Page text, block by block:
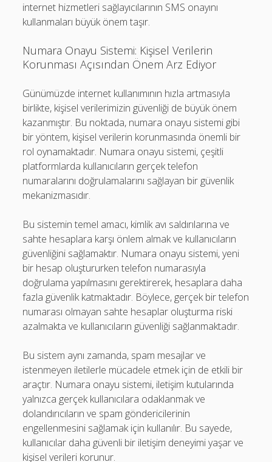
internet hizmetleri sağlayıcılarının SMS onayını
kullanmaları büyük önem taşır.
Numara Onayu Sistemi: Kişisel Verilerin
Korunması Açısından Önem Arz Ediyor
Günümüzde internet kullanımının hızla artmasıyla
birlikte, kişisel verilerimizin güvenliği de büyük önem
kazanmıştır. Bu noktada, numara onayu sistemi gibi
bir yöntem, kişisel verilerin korunmasında önemli bir
rol oynamaktadır. Numara onayu sistemi, çeşitli
platformlarda kullanıcıların gerçek telefon
numaralarını doğrulamalarını sağlayan bir güvenlik
mekanizmasıdır.
Bu sistemin temel amacı, kimlik avı saldırılarına ve
sahte hesaplara karşı önlem almak ve kullanıcıların
güvenliğini sağlamaktır. Numara onayu sistemi, yeni
bir hesap oluştururken telefon numarasıyla
doğrulama yapılmasını gerektirerek, hesaplara daha
fazla güvenlik katmaktadır. Böylece, gerçek bir telefon
numarası olmayan sahte hesaplar oluşturma riski
azalmakta ve kullanıcıların güvenliği sağlanmaktadır.
Bu sistem aynı zamanda, spam mesajlar ve
istenmeyen iletilerle mücadele etmek için de etkili bir
araçtır. Numara onayu sistemi, iletişim kutularında
yalnızca gerçek kullanıcılara odaklanmak ve
dolandırıcıların ve spam göndericilerinin
engellenmesini sağlamak için kullanılır. Bu sayede,
kullanıcılar daha güvenli bir iletişim deneyimi yaşar ve
kişisel verileri korunur.